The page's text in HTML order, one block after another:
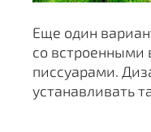
Еще один
со встроенными
писсуарами.
устанавливать